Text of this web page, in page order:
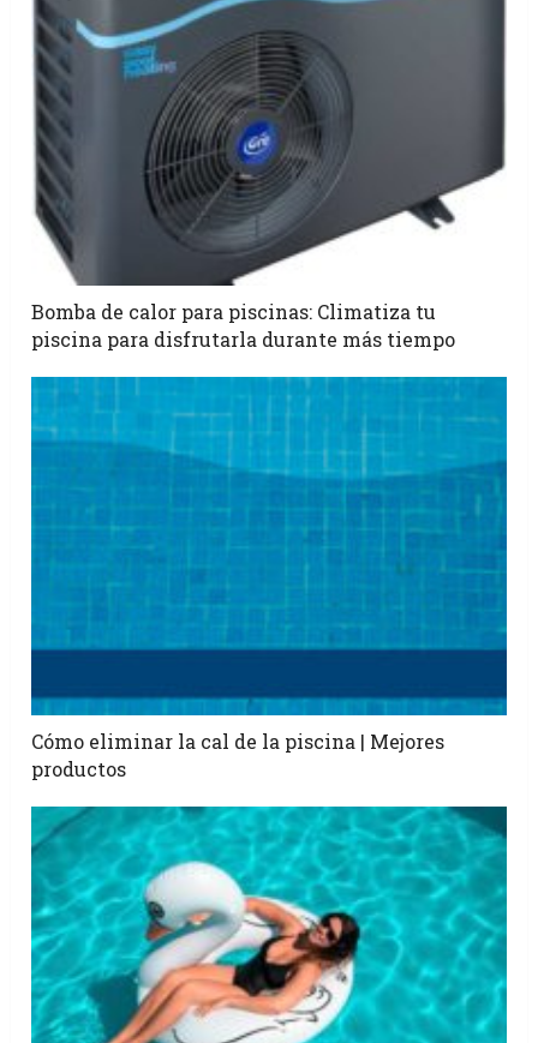
Bomba de calor para piscinas: Climatiza tu
piscina para disfrutarla durante más tiempo
Cómo eliminar la cal de la piscina | Mejores
productos